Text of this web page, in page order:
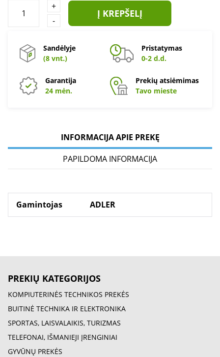
+
-
Į KREPŠELĮ
Sandėlyje
(8 vnt.)
Pristatymas
0-2 d.d.
Garantija
24 mėn.
Prekių atsiėmimas
Tavo mieste
INFORMACIJA APIE PREKĘ
PAPILDOMA INFORMACIJA
Gamintojas ADLER
PREKIŲ KATEGORIJOS
KOMPIUTERINĖS TECHNIKOS PREKĖS
BUITINĖ TECHNIKA IR ELEKTRONIKA
SPORTAS, LAISVALAIKIS, TURIZMAS
TELEFONAI, IŠMANIEJI ĮRENGINIAI
GYVŪNŲ PREKĖS